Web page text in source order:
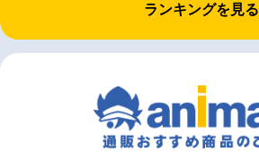
ランキングを見る